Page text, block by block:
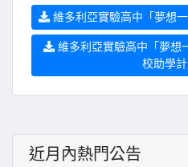
維多利亞實驗高中「夢想
維多利亞實驗高中「夢想
校助學
近月內熱門公告